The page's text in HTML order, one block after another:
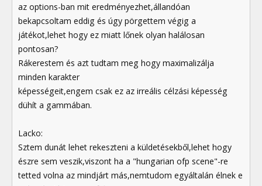
az options-ban mit eredményezhet,állandóan
bekapcsoltam eddig és úgy pörgettem végig a
játékot,lehet hogy ez miatt lőnek olyan halálosan
pontosan?
Rákerestem és azt tudtam meg hogy maximalizálja
minden karakter
képességeit,engem csak ez az irreális célzási képesség
dühít a gammában.
Lacko:
Sztem dunát lehet rekeszteni a küldetésekből,lehet hogy
észre sem veszik,viszont ha a "hungarian ofp scene"-re
tetted volna az mindjárt más,nemtudom egyáltalán élnek e